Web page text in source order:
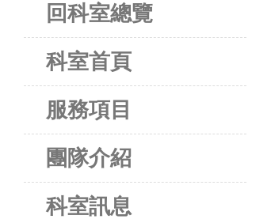
回科室總覽
科室首頁
服務項目
團隊介紹
科室訊息